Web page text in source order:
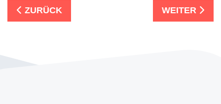
ZURÜCK WEITER